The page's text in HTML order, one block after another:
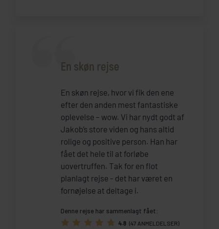
En skøn rejse
En skøn rejse, hvor vi fik den ene
efter den anden mest fantastiske
oplevelse – wow. Vi har nydt godt af
Jakob’s store viden og hans altid
rolige og positive person. Han har
fået det hele til at forløbe
uovertruffen. Tak for en flot
planlagt rejse - det har været en
fornøjelse at deltage i.
Denne rejse har sammenlagt fået:
4.8 (47 ANMELDELSER)